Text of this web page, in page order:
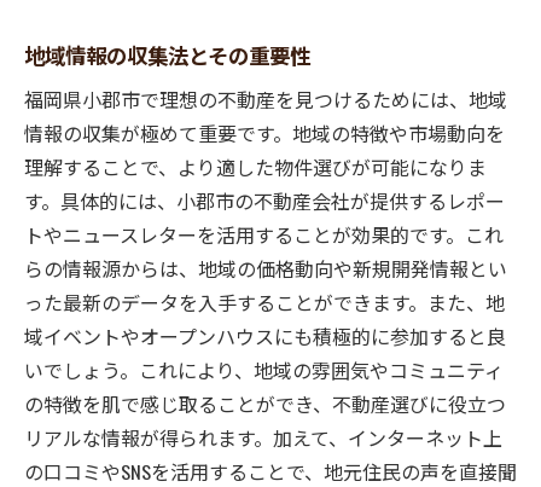
地域情報の収集法とその重要性
福岡県小郡市で理想の不動産を見つけるためには、地域
情報の収集が極めて重要です。地域の特徴や市場動向を
理解することで、より適した物件選びが可能になりま
す。具体的には、小郡市の不動産会社が提供するレポー
トやニュースレターを活用することが効果的です。これ
らの情報源からは、地域の価格動向や新規開発情報とい
った最新のデータを入手することができます。また、地
域イベントやオープンハウスにも積極的に参加すると良
いでしょう。これにより、地域の雰囲気やコミュニティ
の特徴を肌で感じ取ることができ、不動産選びに役立つ
リアルな情報が得られます。加えて、インターネット上
の口コミやSNSを活用することで、地元住民の声を直接聞